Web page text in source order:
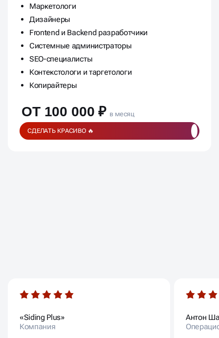
Маркетологи
Дизайнеры
Frontend и Backend разработчики
Системные администраторы
SEO-специалисты
Контекстологи и таргетологи
Копирайтеры
ОТ 100 000 ₽ в месяц
СДЕЛАТЬ КРАСИВО 🔥
«Siding Plus»
Компания
Антон